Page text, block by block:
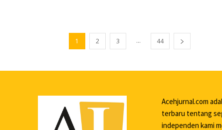
1 2 3 ... 44
Acehjurnal.com
terbaru tentang
independen kami